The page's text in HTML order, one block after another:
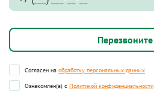
Согласен на обработку персональных данных
Ознакомлен(а) с Политикой конфиденциальности